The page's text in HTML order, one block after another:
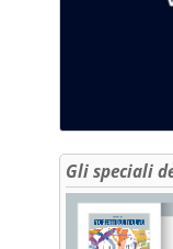
Gli speciali